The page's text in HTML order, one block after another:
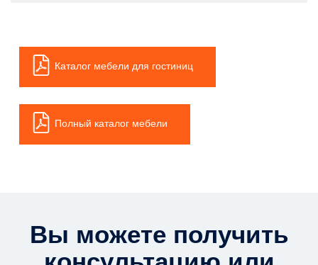
Каталог мебели для гостиниц
Полный каталог мебели
Вы можете получить